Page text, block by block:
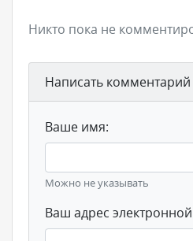
Никто пока не
Написать комментарий
Ваше имя:
Можно не указывать
Ваш адрес